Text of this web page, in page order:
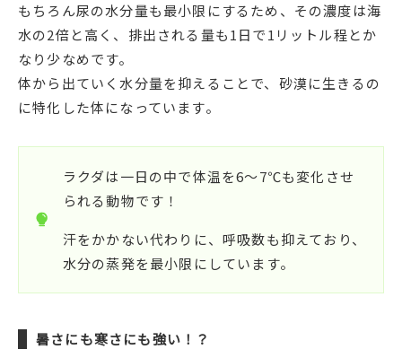
もちろん尿の水分量も最小限にするため、その濃度は海
水の2倍と高く、排出される量も1日で1リットル程とか
なり少なめです。
体から出ていく水分量を抑えることで、砂漠に生きるの
に特化した体になっています。
ラクダは一日の中で体温を6～7℃も変化させ
られる動物です！
汗をかかない代わりに、呼吸数も抑えており、
水分の蒸発を最小限にしています。
暑さにも寒さにも強い！？